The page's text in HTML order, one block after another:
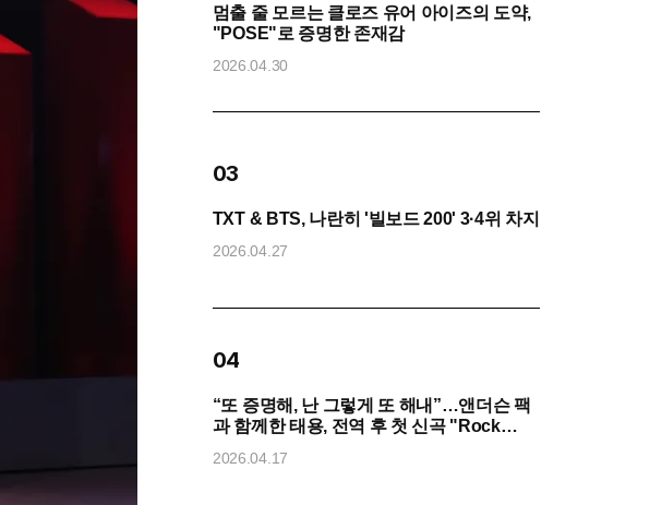
멈출 줄 모르는 클로즈 유어 아이즈의 도약,
"POSE"로 증명한 존재감
2026.04.30
03
TXT & BTS, 나란히 '빌보드 200' 3·4위 차지
2026.04.27
04
“또 증명해, 난 그렇게 또 해내”…앤더슨 팩
과 함께한 태용, 전역 후 첫 신곡 "Rock
2026.04.17